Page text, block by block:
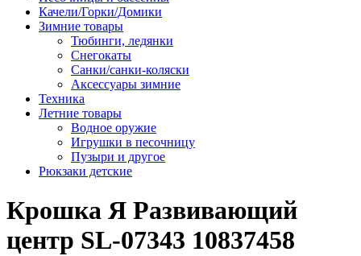
Качели/Горки/Домики
Зимние товары
Тюбинги, ледянки
Снегокаты
Санки/санки-коляски
Аксессуары зимние
Техника
Летние товары
Водное оружие
Игрушки в песочницу
Пузыри и другое
Рюкзаки детские
Крошка Я Развивающий
центр SL-07343 10837458